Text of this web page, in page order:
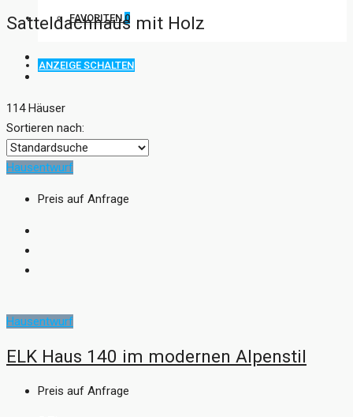
FAVORITEN0
ANZEIGE SCHALTEN
Satteldachhaus mit Holz
114 Häuser
Sortieren nach:
Hausentwurf
Preis auf Anfrage
Hausentwurf
ELK Haus 140 im modernen Alpenstil
Preis auf Anfrage